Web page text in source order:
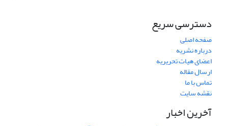
دسترسی سریع
صفحه اصلی
درباره نشریه
اعضای هیات تحریریه
ارسال مقاله
تماس با ما
نقشه سایت
آخرین اخبار